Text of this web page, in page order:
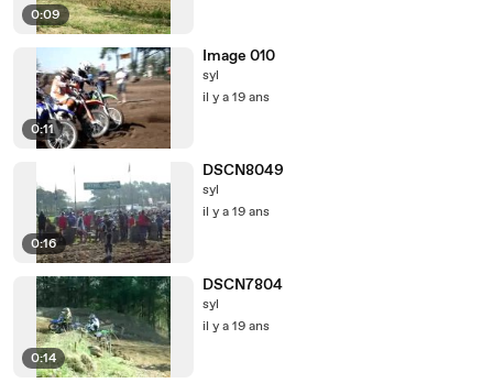
0:09
0:11
Image 010
syl
il y a 19 ans
0:16
DSCN8049
syl
il y a 19 ans
0:14
DSCN7804
syl
il y a 19 ans